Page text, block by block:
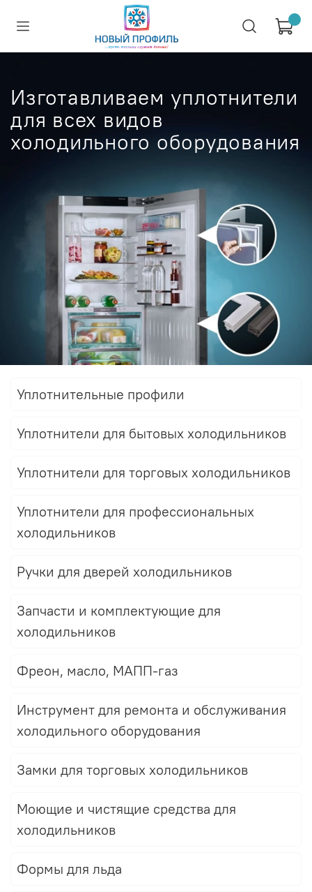
Изготавливаем уплотнители
для всех видов
холодильного оборудования
Уплотнительные профили
Уплотнители для бытовых холодильников
Уплотнители для торговых холодильников
Уплотнители для профессиональных
холодильников
Ручки для дверей холодильников
Запчасти и комплектующие для
холодильников
Фреон, масло, МАПП-газ
Инструмент для ремонта и обслуживания
холодильного оборудования
Замки для торговых холодильников
Моющие и чистящие средства для
холодильников
Формы для льда